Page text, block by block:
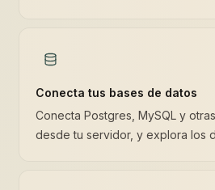
Conecta tus bases de datos
Conecta Postgres, MySQL y
desde tu servidor, y explora los